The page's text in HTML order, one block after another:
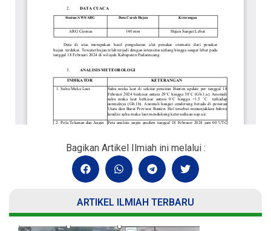
Bagikan Artikel Ilmiah ini melalui :
ARTIKEL ILMIAH TERBARU